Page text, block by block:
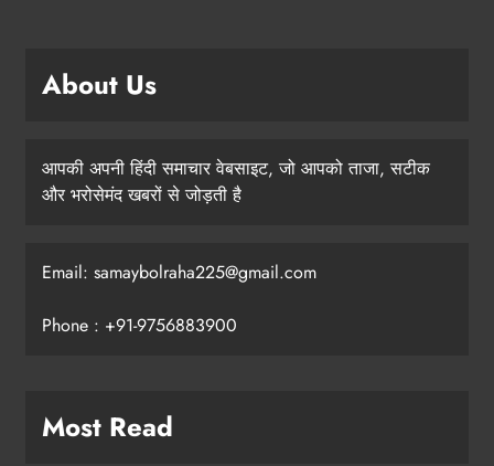
About Us
आपकी अपनी हिंदी समाचार वेबसाइट, जो आपको ताजा, सटीक
और भरोसेमंद खबरों से जोड़ती है
Email: samaybolraha225@gmail.com
Phone : +91-9756883900
Most Read